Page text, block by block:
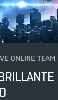
ONLINE TEAM